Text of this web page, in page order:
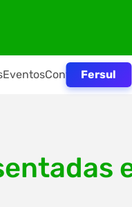
EventosContatoFersul